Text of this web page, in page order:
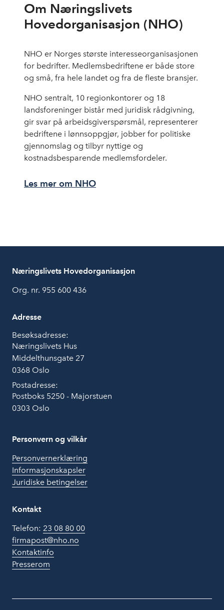
Om Næringslivets
Hovedorganisasjon (NHO)
NHO er Norges største interesseorganisasjonen
for bedrifter. Medlemsbedriftene er både store
og små, fra hele landet og fra de fleste bransjer.
NHO sentralt, 10 regionkontorer og 18
landsforeninger bistår med juridisk rådgivning,
gir svar på arbeidsgiverspørsmål, representerer
bedriftene i lønnsoppgjør, jobber for politiske
gjennomslag og tilbyr nyttige og
kostnadsbesparende medlemsfordeler.
Les mer om NHO
Næringslivets Hovedorganisasjon
Org. nr. 955 600 436
Adresse
Besøksadresse:
Næringslivets Hus
Middelthunsgate 27
0368 Oslo
Postadresse:
Postboks 5250 - Majorstuen
0303 Oslo
Personvern og vilkår
Personvernerklæring
Informasjonskapsler
Juridiske betingelser
Kontakt
Telefon: 23 08 80 00
firmapost@nho.no
Kontaktinfo
Presserom